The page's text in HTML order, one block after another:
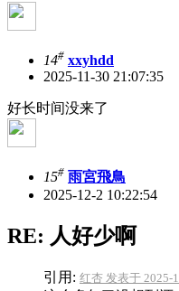
14# xxyhdd
2025-11-30 21:07:35
好长时间没来了
15# 雨宮飛鳥
2025-12-2 10:22:54
RE: 人好少啊
引用: 红杏 发表于 2025-